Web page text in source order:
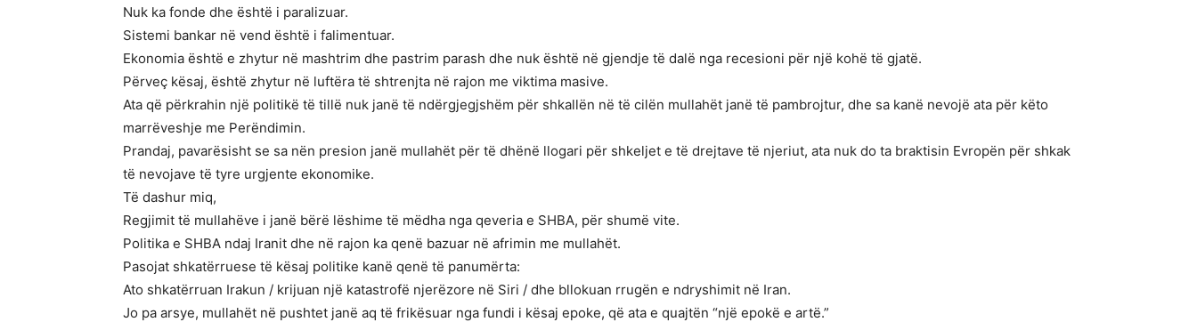
Nuk ka fonde dhe është i paralizuar.
Sistemi bankar në vend është i falimentuar.
Ekonomia është e zhytur në mashtrim dhe pastrim parash dhe nuk është në gjendje të dalë nga recesioni për një kohë të gjatë.
Përveç kësaj, është zhytur në luftëra të shtrenjta në rajon me viktima masive.
Ata që përkrahin një politikë të tillë nuk janë të ndërgjegjshëm për shkallën në të cilën mullahët janë të pambrojtur, dhe sa kanë nevojë ata për këto
marrëveshje me Perëndimin.
Prandaj, pavarësisht se sa nën presion janë mullahët për të dhënë llogari për shkeljet e të drejtave të njeriut, ata nuk do ta braktisin Evropën për shkak
të nevojave të tyre urgjente ekonomike.
Të dashur miq,
Regjimit të mullahëve i janë bërë lëshime të mëdha nga qeveria e SHBA, për shumë vite.
Politika e SHBA ndaj Iranit dhe në rajon ka qenë bazuar në afrimin me mullahët.
Pasojat shkatërruese të kësaj politike kanë qenë të panumërta:
Ato shkatërruan Irakun / krijuan një katastrofë njerëzore në Siri / dhe bllokuan rrugën e ndryshimit në Iran.
Jo pa arsye, mullahët në pushtet janë aq të frikësuar nga fundi i kësaj epoke, që ata e quajtën “një epokë e artë.”